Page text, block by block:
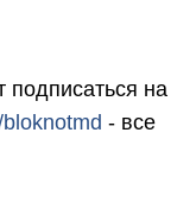
подписаться на
- все